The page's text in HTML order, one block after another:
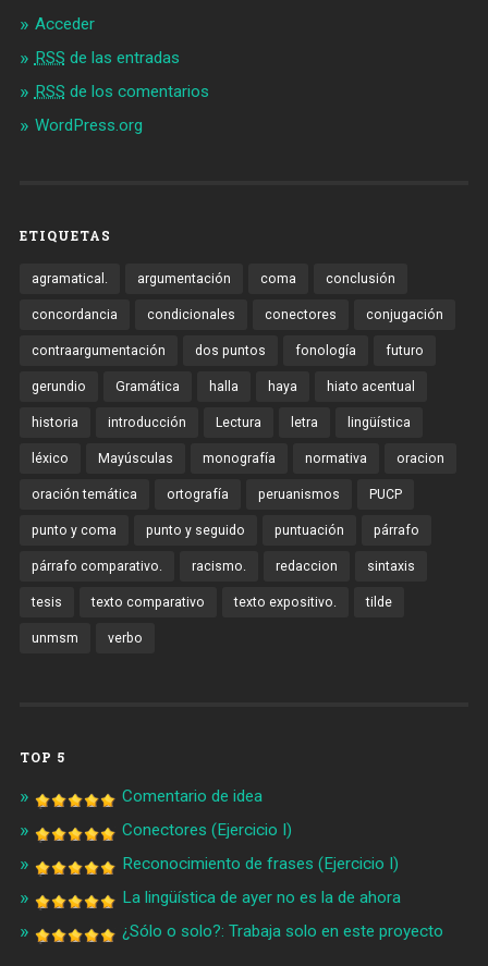
Acceder
RSS de las entradas
RSS de los comentarios
WordPress.org
ETIQUETAS
agramatical. argumentación coma conclusión
concordancia condicionales conectores conjugación
contraargumentación dos puntos fonología futuro
gerundio Gramática halla haya hiato acentual
historia introducción Lectura letra lingüística
léxico Mayúsculas monografía normativa oracion
oración temática ortografía peruanismos PUCP
punto y coma punto y seguido puntuación párrafo
párrafo comparativo. racismo. redaccion sintaxis
tesis texto comparativo texto expositivo. tilde
unmsm verbo
TOP 5
Comentario de idea
Conectores (Ejercicio I)
Reconocimiento de frases (Ejercicio I)
La lingüística de ayer no es la de ahora
¿Sólo o solo?: Trabaja solo en este proyecto